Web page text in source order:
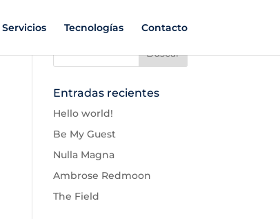
Servicios Tecnologías Contacto
Entradas recientes
Hello world!
Be My Guest
Nulla Magna
Ambrose Redmoon
The Field